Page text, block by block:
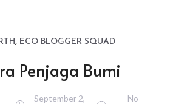
, ECO BLOGGER SQUAD
Penjaga Bumi
September 2,
No